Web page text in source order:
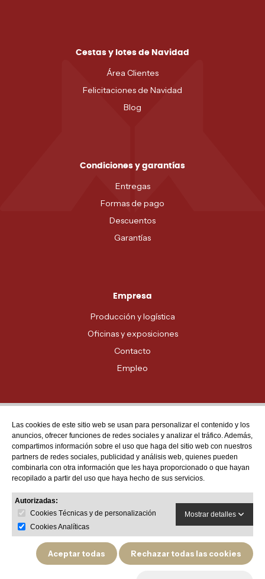
Cestas y lotes de Navidad
Área Clientes
Felicitaciones de Navidad
Blog
Condiciones y garantías
Entregas
Formas de pago
Descuentos
Garantías
Empresa
Producción y logística
Oficinas y exposiciones
Contacto
Empleo
Atención al cliente
MADRID - 91 678 70 70
BARCELONA - 93 635 28 28
VALENCIA - 96 159 71 61
Las cookies de este sitio web se usan para personalizar el contenido y los
anuncios, ofrecer funciones de redes sociales y analizar el tráfico. Además,
compartimos información sobre el uso que haga del sitio web con nuestros
partners de redes sociales, publicidad y análisis web, quienes pueden
combinarla con otra información que les haya proporcionado o que hayan
recopilado a partir del uso que haya hecho de sus servicios.
Autorizadas:
Cookies Técnicas y de personalización
Cookies Analíticas
Mostrar detalles
Aceptar todas Rechazar todas las cookies